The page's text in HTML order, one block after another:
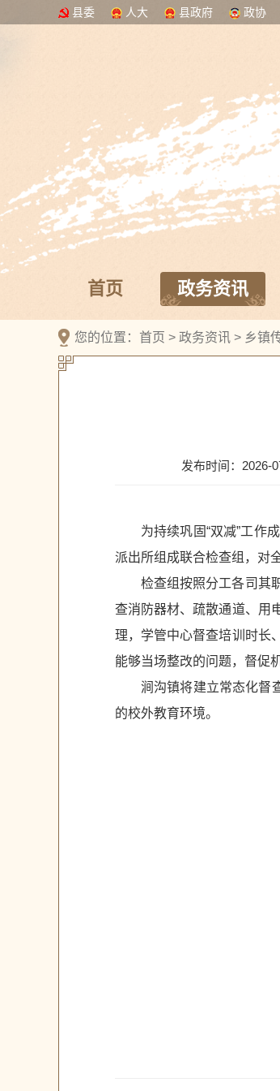
县委 人大 县政府 政协
首页 政务资讯
您的位置： 首页 > 政务资讯 > 乡镇
发布时间：2026-
为持续巩固“双减”工作
派出所组成联合检查组，对
检查组按照分工各司其
查消防器材、疏散通道、用
理，学管中心督查培训时长
能够当场整改的问题，督促
涧沟镇将建立常态化督
的校外教育环境。